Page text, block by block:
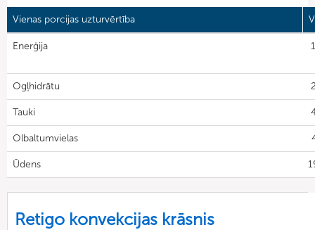
Vienas porcijas uzturvērtība
Enerģija
Ogļhidrātu
Tauki
Olbaltumvielas
Ūdens
Retigo konvekcijas krāsnis